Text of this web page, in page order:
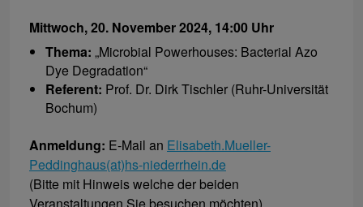
Mittwoch, 20. November 2024, 14:00 Uhr
Thema: „Microbial Powerhouses: Bacterial Azo
Dye Degradation“
Referent: Prof. Dr. Dirk Tischler (Ruhr-Universität
Bochum)
Anmeldung: E-Mail an Elisabeth.Mueller-
Peddinghaus(at)hs-niederrhein.de
(Bitte mit Hinweis welche der beiden
Veranstaltungen Sie besuchen möchten)